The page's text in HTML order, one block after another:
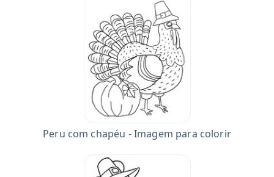
Peru com chapéu - Imagem para colorir